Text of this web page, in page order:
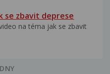
se zbavit deprese
na téma jak se zbavit